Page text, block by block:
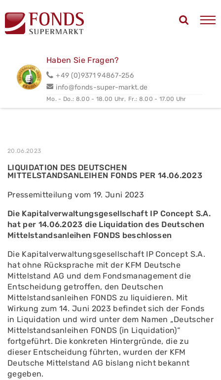
Haben Sie Fragen?
+49 (0)9371 94867-256
info@fonds-super-markt.de
Mo. - Do.: 8.00 - 18.00 Uhr, Fr.: 8.00 - 17.00 Uhr
20.06.2023
LIQUIDATION DES DEUTSCHEN
MITTELSTANDSANLEIHEN FONDS PER 14.06.2023
Pressemitteilung vom 19. Juni 2023
Die Kapitalverwaltungsgesellschaft IP Concept S.A.
hat per 14.06.2023 die Liquidation des Deutschen
Mittelstandsanleihen FONDS beschlossen
Die Kapitalverwaltungsgesellschaft IP Concept S.A.
hat ohne Rücksprache mit der KFM Deutsche
Mittelstand AG und dem Fondsmanagement die
Entscheidung getroffen, den Deutschen
Mittelstandsanleihen FONDS zu liquidieren. Mit
Wirkung zum 14. Juni 2023 befindet sich der Fonds
in Liquidation und wird unter dem Namen „Deutscher
Mittelstandsanleihen FONDS (in Liquidation)“
fortgeführt. Die konkreten Hintergründe, die zu
dieser Entscheidung führten, wurden der KFM
Deutsche Mittelstand AG bislang nicht bekannt
gegeben.